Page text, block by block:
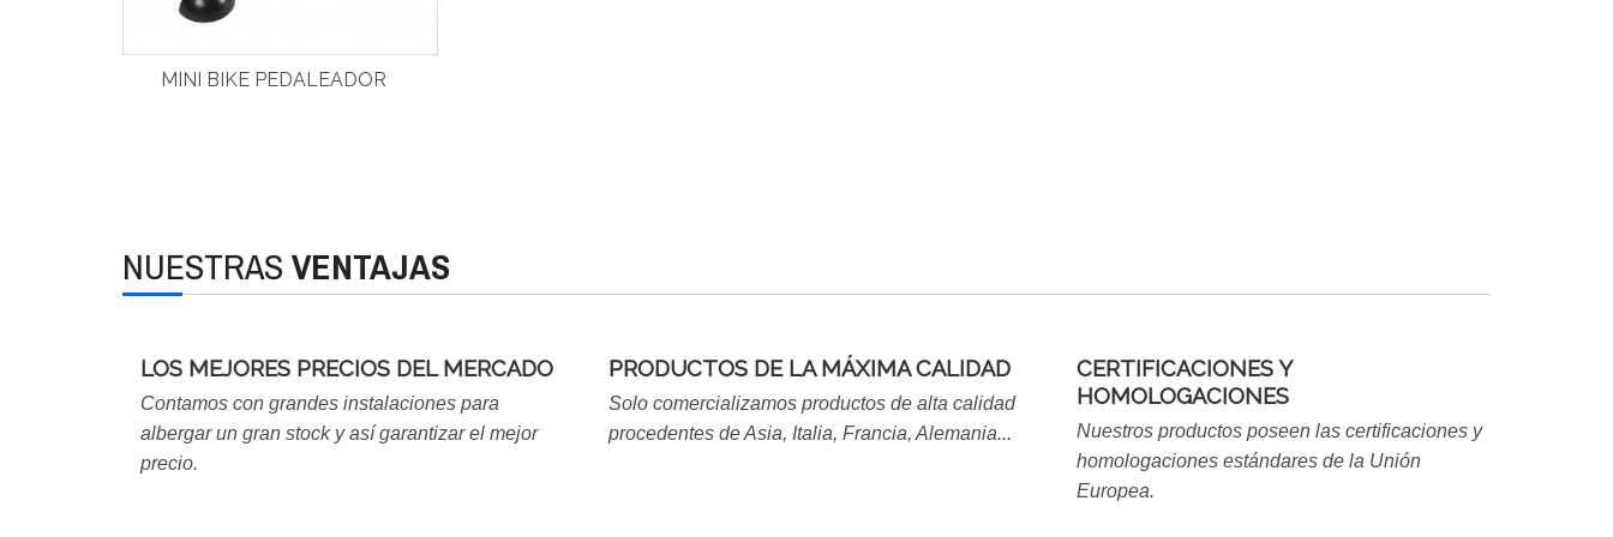
MINI BIKE PEDALEADOR
NUESTRAS VENTAJAS
LOS MEJORES PRECIOS DEL MERCADO
Contamos con grandes instalaciones para
albergar un gran stock y así garantizar el mejor
precio.
PRODUCTOS DE LA MÁXIMA CALIDAD
Solo comercializamos productos de alta calidad
procedentes de Asia, Italia, Francia, Alemania...
CERTIFICACIONES Y
HOMOLOGACIONES
Nuestros productos poseen las certificaciones y
homologaciones estándares de la Unión
Europea.